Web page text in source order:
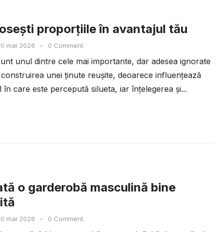
proporțiile în avantajul tău
mai 2026 • 0 Comment
unul dintre cele mai importante, dar adesea ignorate
unei ținute reușite, deoarece influențează
în care este percepută silueta, iar înțelegerea și...
o garderobă masculină bine
mai 2026 • 0 Comment